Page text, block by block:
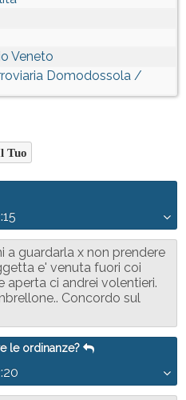
Veneto
Domodossola /
Tuo
guardarla x non prendere
e' venuta fuori coi
aperta ci andrei volentieri.
Concordo sul
le ordinanze?